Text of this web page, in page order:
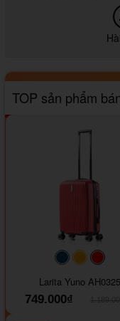
TOP sản phẩm
#093f69#ffa500
Larita Yuno AH0325
749.000₫